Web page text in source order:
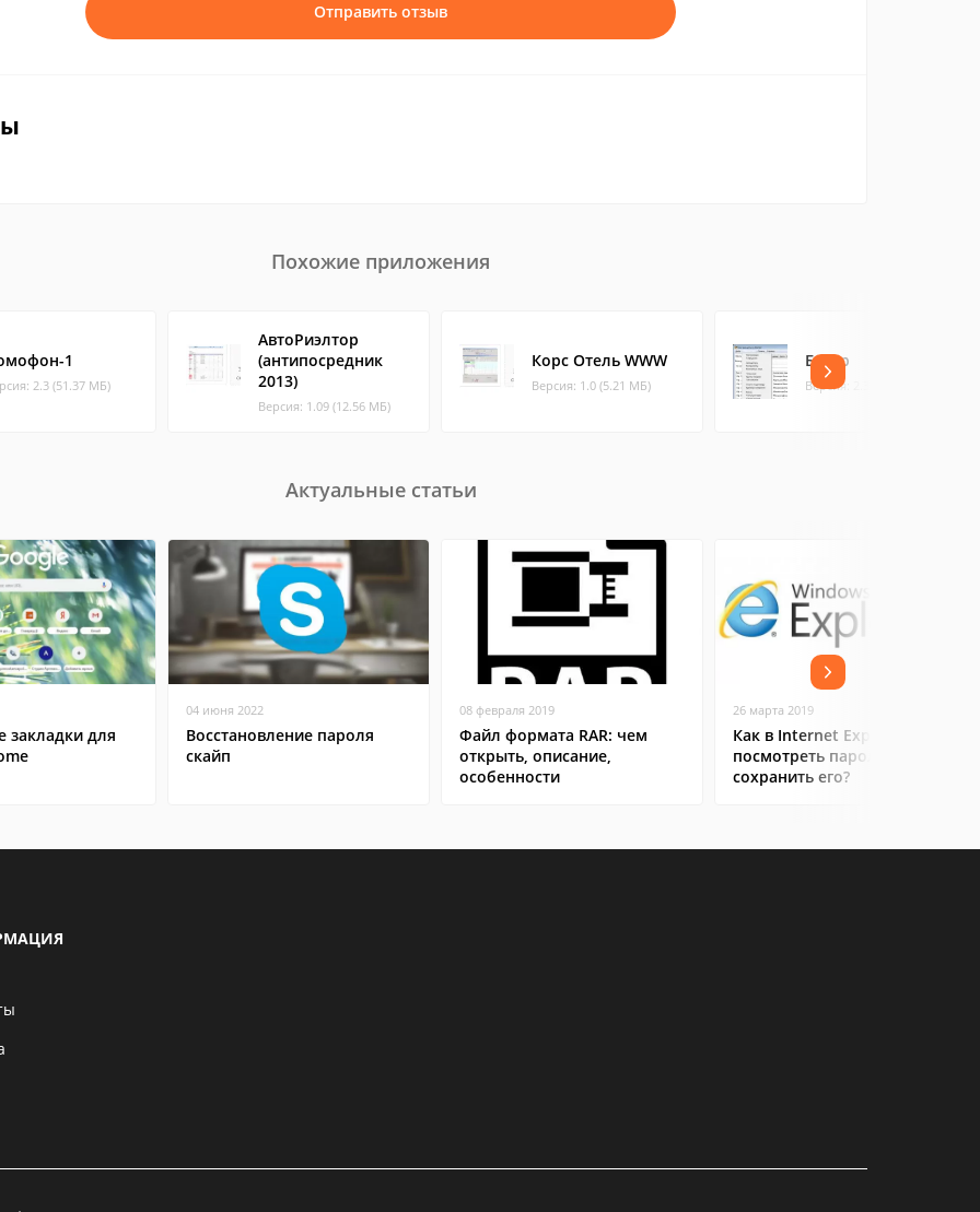
Отправить отзыв
Похожие приложения
1
2.3 (51.37 МБ)
АвтоРиэлтор
(антипосредник
2013)
Версия: 1.09 (12.56 МБ)
Корс Отель WWW
Версия: 1.0 (5.21 МБ)
Базар
Версия: 2.3 (27.84 МБ)
Актуальные статьи
закладки для
04 июня 2022
Восстановление пароля
скайп
08 февраля 2019
Файл формата RAR: чем
открыть, описание,
особенности
26 марта 2019
Как в Internet Explorer
посмотреть пароль и
сохранить его?